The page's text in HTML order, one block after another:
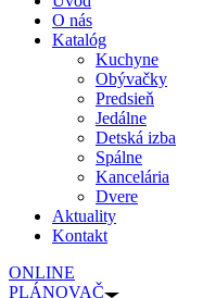
O nás
Katalóg
Kuchyne
Obývačky
Predsieň
Jedálne
Detská izba
Spálne
Kancelária
Dvere
Aktuality
Kontakt
ONLINE
PLÁNOVAČ